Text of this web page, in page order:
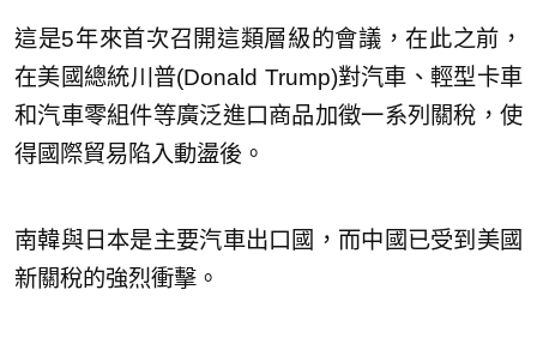
這是5年來首次召開這類層級的會議，在此之前，
在美國總統川普(Donald Trump)對汽車、輕型卡車
和汽車零組件等廣泛進口商品加徵一系列關稅，使
得國際貿易陷入動盪後。
南韓與日本是主要汽車出口國，而中國已受到美國
新關稅的強烈衝擊。